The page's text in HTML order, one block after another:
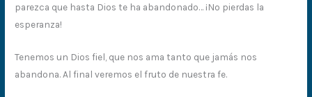
parezca que hasta Dios te ha abandonado… ¡No pierdas la
esperanza!
Tenemos un Dios fiel, que nos ama tanto que jamás nos
abandona. Al final veremos el fruto de nuestra fe.